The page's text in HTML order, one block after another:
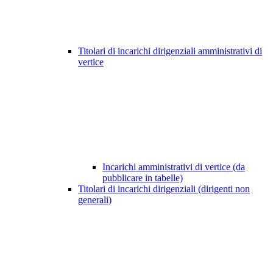
Titolari di incarichi dirigenziali amministrativi di
vertice
Incarichi amministrativi di vertice (da
pubblicare in tabelle)
Titolari di incarichi dirigenziali (dirigenti non
generali)